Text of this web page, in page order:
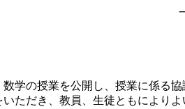
学の授業を公開し、授業に係る
ただき、教員、生徒ともによりよ